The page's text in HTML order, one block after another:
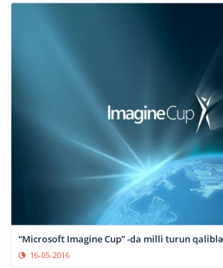
“Microsoft Imagine Cup” -da milli turun
16-05-2016